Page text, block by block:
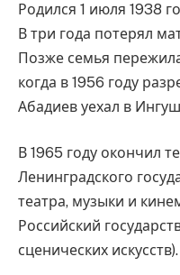
Родился 1 июля 1938
В три года потерял
Позже семья
когда в 1956 году
Абадиев уехал в
В 1965 году окончил
Ленинградского
театра, музыки и
Российский
сценических искусств).